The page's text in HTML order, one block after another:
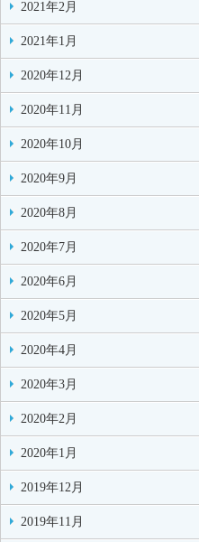
2021年2月
2021年1月
2020年12月
2020年11月
2020年10月
2020年9月
2020年8月
2020年7月
2020年6月
2020年5月
2020年4月
2020年3月
2020年2月
2020年1月
2019年12月
2019年11月